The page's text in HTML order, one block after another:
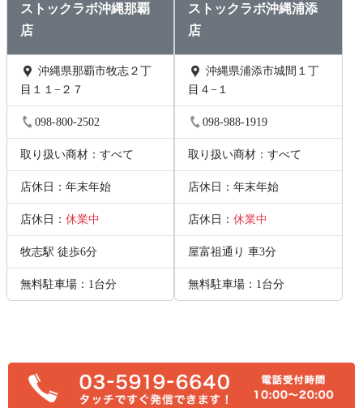
ストックラボ沖縄那覇
店
目１１−２７
098-800-2502
取り扱い商材：すべて
店休日：年末年始
店休日： 休業中
牧志駅 徒歩6分
無料駐車場：1台分
ストックラボ沖縄浦添
店
沖縄県浦添市城間１丁
目４−１
098-988-1919
取り扱い商材：すべて
店休日：年末年始
店休日：休業中
屋富祖通り 車3分
無料駐車場：1台分